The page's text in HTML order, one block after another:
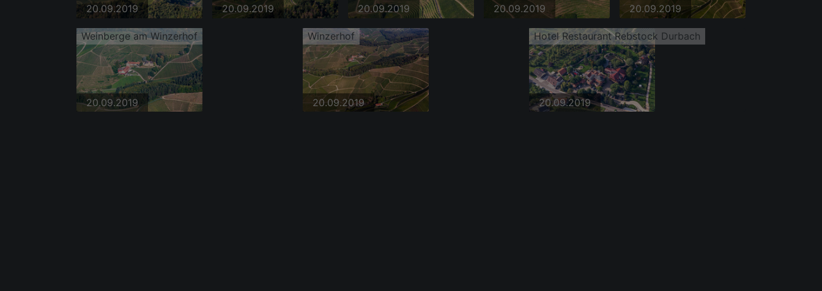
20.09.2019 20.09.2019 20.09.2019 20.09.2019 20.09.2019
Weinberge am Winzerhof
20.09.2019
Winzerhof
20.09.2019
Hotel Restaurant Rebstock Durbach
20.09.2019